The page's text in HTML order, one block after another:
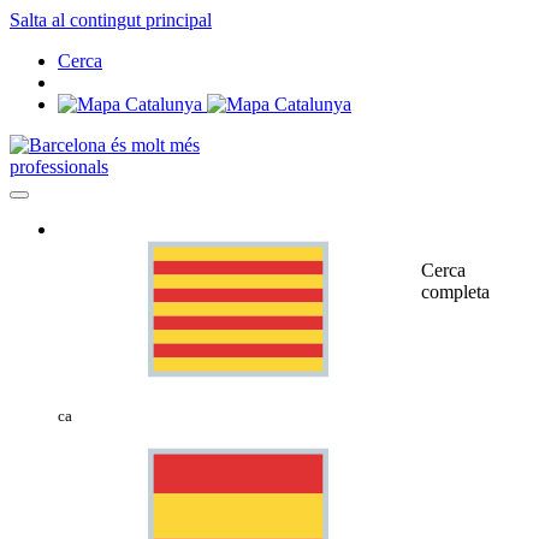
Salta al contingut principal
Cerca
professionals
ca
Cerca
completa